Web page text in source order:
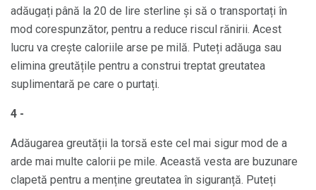
adăugați până la 20 de lire sterline și să o transportați în
mod corespunzător, pentru a reduce riscul rănirii. Acest
lucru va crește caloriile arse pe milă. Puteți adăuga sau
elimina greutățile pentru a construi treptat greutatea
suplimentară pe care o purtați.
4 -
Adăugarea greutății la torsă este cel mai sigur mod de a
arde mai multe calorii pe mile. Această vesta are buzunare
clapetă pentru a menține greutatea în siguranță. Puteți